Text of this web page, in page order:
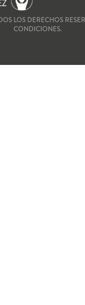
LOS DERECHOS
CONDICIONES.